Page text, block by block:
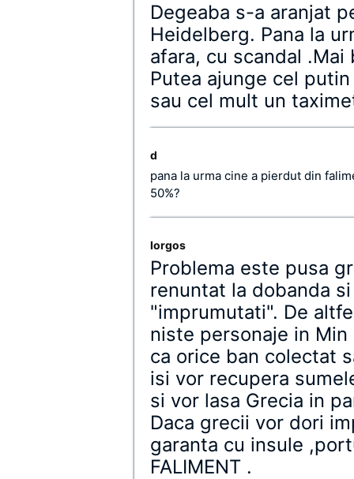
Degeaba s-a aranjat
Heidelberg. Pana la
afara, cu scandal .Mai
Putea ajunge cel
sau cel mult un
d
pana la urma cine a pierdut din
50%?
Iorgos
Problema este pusa
renuntat la dobanda
"imprumutati". De
niste personaje in
ca orice ban colectat
isi vor recupera
si vor lasa Grecia in
Daca grecii vor dori
garanta cu insule
FALIMENT .